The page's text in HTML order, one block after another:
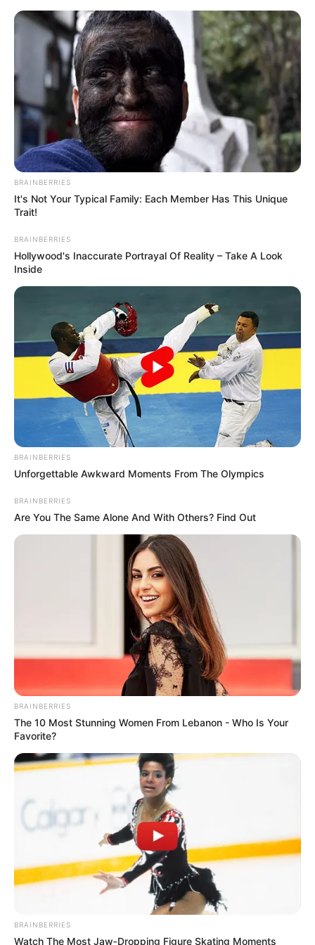
au
contenu LE MEILLEUR PRONOSTIC
La Base du QUINTÉ au Special Tocard du PMU
Menu
U.E.T ELITE CIRCUIT FINALE PRONOSTIC
PMU 11-10-2024
Pronostic Quinté+ PMU du 11 Octobre 2024
à VINCENNES le U.E.T ELITE CIRCUIT FINALE
VINCENNES – U.E.T ELITE CIRCUIT FINALE – Attelé – 2100m –
13 Partants – Corde à gauche
Base Prono PMU du Quinté ou Couplé
gagnant du jour dans le U.E.T ELITE CIRCUIT
FINALE
est 100% gratuit. Soit les 3 principaux favoris du
du jour qui pourront vous permettre de faire ces
différents jeux:
(liste de paris allant du plus risqué au prono plus soft.)
Le couplé (jumelé) gagnant et/ou placé en combiné 3
chevaux.
Un 2sur4 en combiné 3Cv.
De 1 à 3 jeux simples Gagnants et/ou placés.
BRAINBERRIES
It's Not Your Typical Family: Each Member Has This Unique
Trait!
BRAINBERRIES
Hollywood's Inaccurate Portrayal Of Reality – Take A Look
Inside
BRAINBERRIES
Unforgettable Awkward Moments From The Olympics
BRAINBERRIES
Are You The Same Alone And With Others? Find Out
BRAINBERRIES
The 10 Most Stunning Women From Lebanon - Who Is Your
Favorite?
BRAINBERRIES
Watch The Most Jaw‑Dropping Figure Skating Moments